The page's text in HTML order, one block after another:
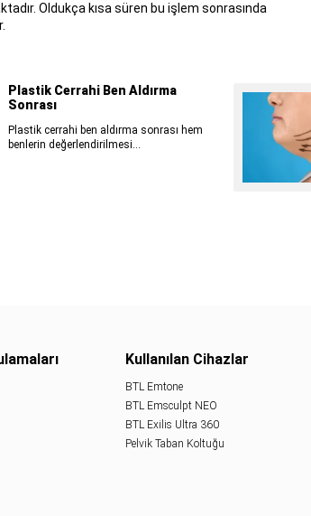
Oldukça kısa süren bu işlem sonrasında
Plastik Cerrahi Ben Aldırma
Sonrası
Plastik cerrahi ben aldırma sonrası hem
benlerin değerlendirilmesi...
Kullanılan Cihazlar
BTL Emtone
BTL Emsculpt NEO
BTL Exilis Ultra 360
Pelvik Taban Koltuğu